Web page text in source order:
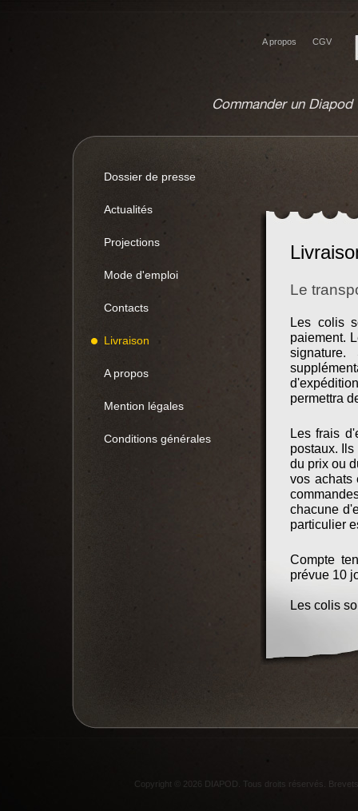
CGV
A propos
Commander un Diapod
Dossier de presse
Actualités
Projections
Mode d'emploi
Contacts
Livraison
A propos
Mention légales
Conditions générales
Le
Les colis
paiement.
permettra
Les frais
postaux.
du prix ou
vos achats
chacune
particulier
Compte
prévue 10
Les colis
Copyright © 2026 DIAPOD. Tous droits réservés.